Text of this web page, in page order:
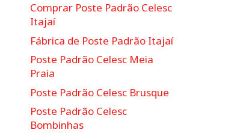
Comprar Poste Padrão Celesc
Itajaí
Fábrica de Poste Padrão Itajaí
Poste Padrão Celesc Meia
Praia
Poste Padrão Celesc Brusque
Poste Padrão Celesc
Bombinhas